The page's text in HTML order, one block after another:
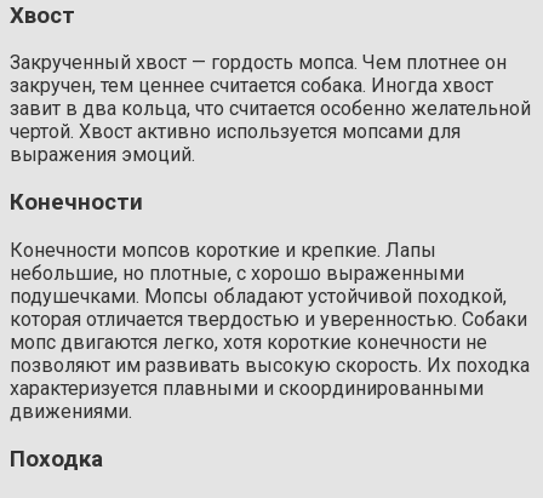
Хвост
Закрученный хвост — гордость мопса. Чем плотнее он
закручен, тем ценнее считается собака. Иногда хвост
завит в два кольца, что считается особенно желательной
чертой. Хвост активно используется мопсами для
выражения эмоций.
Конечности
Конечности мопсов короткие и крепкие. Лапы
небольшие, но плотные, с хорошо выраженными
подушечками. Мопсы обладают устойчивой походкой,
которая отличается твердостью и уверенностью. Собаки
мопс двигаются легко, хотя короткие конечности не
позволяют им развивать высокую скорость. Их походка
характеризуется плавными и скоординированными
движениями.
Походка